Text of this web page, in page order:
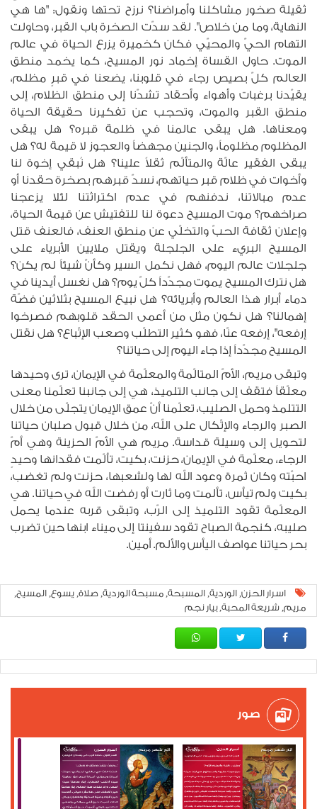
ثقيلة صخور مشاكلنا وأمراضنا؟ نرزح تحتها ونقول: "ها هي
النهاية، وما من خلاص". لقد سدّت الصخرة باب القبر، وحاولت
التهام الحيّ والمحيّي فكان كخميرة يزرع الحياة في عالم
الموت. حاول القساة إخماد نور المسيح، كما يخمد منطق
العالم كلّ بصيص رجاء في قلوبنا، يضعنا في قبرٍ مظلم،
يقيّدنا برغبات وأهواء وأحقاد تشدّنا إلى منطق الظلام، إلى
منطق القبر والموت، وتحجب عن تفكيرنا حقيقة الحياة
ومعناها. هل يبقى عالمنا في ظلمة قبره؟ هل يبقى
المظلوم مظلوماً، والجنين مجهضاً والعجوز لا قيمة له؟ هل
يبقى الفقير عالّة والمتألّم ثقلاً علينا؟ هل نُبقي إخوة لنا
وأخوات في ظلام قبر حياتهم، نسدّ قبرهم بصخرة حقدنا أو
عدم مبالاتنا، ندفنهم في عدم اكتراثتنا لئلا يزعجنا
صراخهم؟ موت المسيح دعوة لنا للتفتيش عن قيمة الحياة،
وإعلان ثقافة الحبّ والتخلّي عن منطق العنف، فالعنف قتل
المسيح البريء على الجلجلة ويقتل ملايين الأبرياء على
جلجلات عالم اليوم، فهل نكمل السير وكأنّ شيئاً لم يكن؟
هل نترك المسيح يموت مجدّداً كلّ يوم؟ هل نغسل أيدينا في
دماء أبرار هذا العالم وأبريائه؟ هل نبيع المسيح بثلاثين فضّة
إهمالنا؟ هل نكون مثل من أعمى الحقد قلوبهم فصرخوا
إرفعه"، إرفعه عنّا، فهو كثير التطلّب وصعب الإتّباع؟ هل نقتل
المسيح مجدّداً إذا جاء اليوم إلى حياتنا؟
وتبقى مريم، الأمّ المتالّمة والمعلّمة في الإيمان، ترى وحيدها
معلّقاً فتقف إلى جانب التلميذ، هي إلى جانبنا تعلّمنا معنى
التتلمذ وحمل الصليب، تعلّمنا أنّ عمق الإيمان يتجلّى من خلال
الصبر والرجاء والإتّكال على الله، من خلال قبول صلبان حياتنا
لتحويل إلى وسيلة قداسة. مريم هي الأمّ الحزينة وهي أمّ
الرجاء، معلّمة في الإيمان، حزنت، بكيت، تألّمت فقدانها وحيدٍ
احبّته وكان ثمرة وعود الله لها ولشعبها، حزنت ولم تغضب،
بكيت ولم تيأس، تألمت وما ثارت أو رفضت الله في حياتنا. هي
المعلّمة تقود التلميذ إلى الرّب، وتبقى قربه عندما يحمل
صليبه، كنجمة الصباح تقود سفينتا إلى ميناء ابنها حين تضرب
بحر حياتنا عواصف اليأس والألم. أمين.
اسرار الحزن, الوردية, المسبحة, مسبحة الوردية, صلاة, يسوع, المسيح,
مريم, شريعة المحبة,بيار نجم
صور